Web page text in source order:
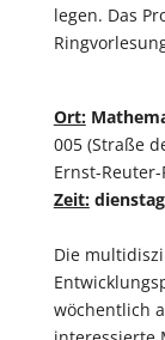
legen. Das
Ort:
005 (Straße
Ernst-Reuter-
Zeit:
Die
wöchentlich